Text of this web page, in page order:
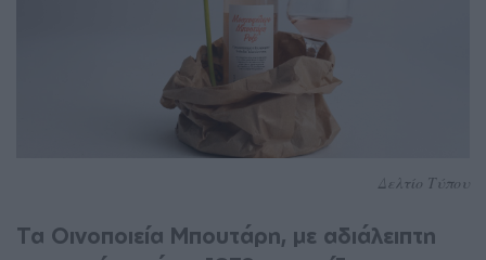
Δελτίο Τύπου
Τα Οινοποιεία Μπουτάρη, με αδιάλειπτη